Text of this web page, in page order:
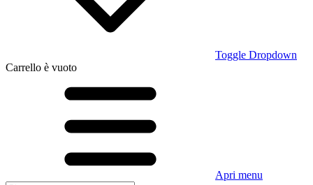
Toggle Dropdown
Carrello è vuoto
Apri menu